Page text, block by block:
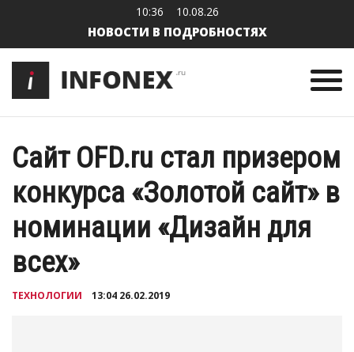
10:36 10.08.26
НОВОСТИ В ПОДРОБНОСТЯХ
Сайт OFD.ru стал призером
конкурса «Золотой сайт» в
номинации «Дизайн для
всех»
ТЕХНОЛОГИИ 13:04 26.02.2019